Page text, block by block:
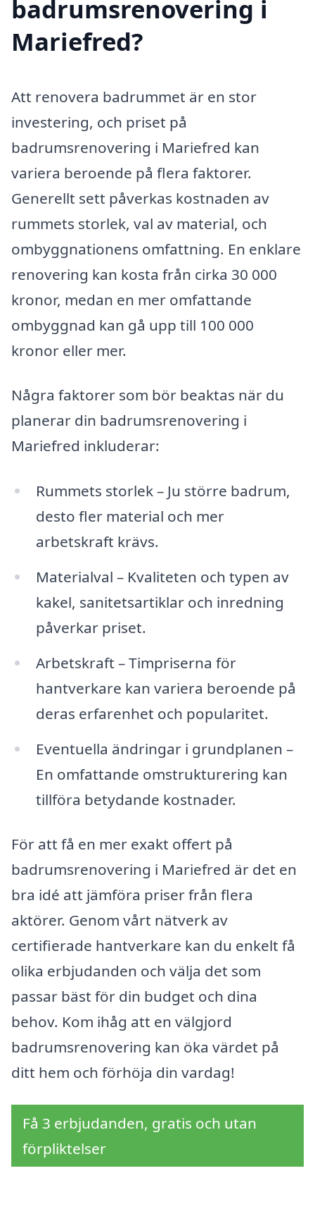
badrumsrenovering i
Mariefred?
Att renovera badrummet är en stor
investering, och priset på
badrumsrenovering i Mariefred kan
variera beroende på flera faktorer.
Generellt sett påverkas kostnaden av
rummets storlek, val av material, och
ombyggnationens omfattning. En enklare
renovering kan kosta från cirka 30 000
kronor, medan en mer omfattande
ombyggnad kan gå upp till 100 000
kronor eller mer.
Några faktorer som bör beaktas när du
planerar din badrumsrenovering i
Mariefred inkluderar:
Rummets storlek – Ju större badrum,
desto fler material och mer
arbetskraft krävs.
Materialval – Kvaliteten och typen av
kakel, sanitetsartiklar och inredning
påverkar priset.
Arbetskraft – Timpriserna för
hantverkare kan variera beroende på
deras erfarenhet och popularitet.
Eventuella ändringar i grundplanen –
En omfattande omstrukturering kan
tillföra betydande kostnader.
För att få en mer exakt offert på
badrumsrenovering i Mariefred är det en
bra idé att jämföra priser från flera
aktörer. Genom vårt nätverk av
certifierade hantverkare kan du enkelt få
olika erbjudanden och välja det som
passar bäst för din budget och dina
behov. Kom ihåg att en välgjord
badrumsrenovering kan öka värdet på
ditt hem och förhöja din vardag!
Få 3 erbjudanden, gratis och utan
förpliktelser